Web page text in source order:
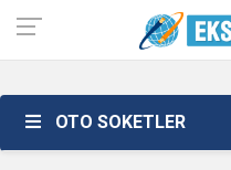
OTO SOKETLER